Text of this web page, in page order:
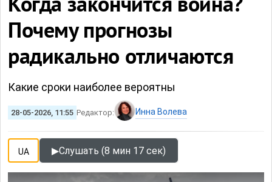
Когда закончится война?
Почему прогнозы
радикально отличаются
Какие сроки наиболее вероятны
28-05-2026, 11:55 Редактор: Инна Волева
UA ▶Слушать (8 мин 17 сек)